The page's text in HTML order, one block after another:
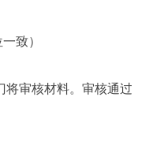
致）
审核材料。审核通过